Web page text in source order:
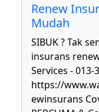
Renew
Mudah
SIBUK ? Tak
insurans
Services - 013-
https://
ewinsurans